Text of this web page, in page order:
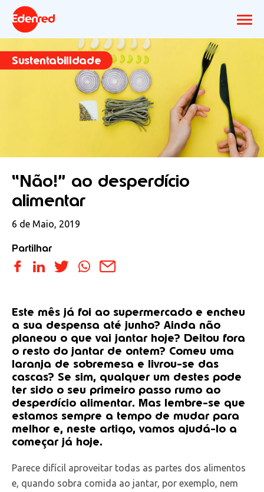
Sustentabilidade
“Não!” ao desperdício
alimentar
6 de Maio, 2019
Partilhar
Este mês já foi ao supermercado e encheu
a sua despensa até junho? Ainda não
planeou o que vai jantar hoje? Deitou fora
o resto do jantar de ontem? Comeu uma
laranja de sobremesa e livrou-se das
cascas? Se sim, qualquer um destes pode
ter sido o seu primeiro passo rumo ao
desperdício alimentar. Mas lembre-se que
estamos sempre a tempo de mudar para
melhor e, neste artigo, vamos ajudá-lo a
começar já hoje.
Parece difícil aproveitar todas as partes dos alimentos
e, quando sobra comida ao jantar, por exemplo, nem